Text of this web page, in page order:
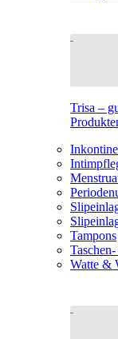
Trisa –
Tampons
Watte &